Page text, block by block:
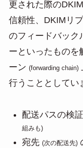
更された際の
信頼性、DKIMリ
のフィードバック
ーといったものを
ーン (forwarding chain)
行うこととしてい
配送パスの検
組みも)
宛先 (次の配送先)